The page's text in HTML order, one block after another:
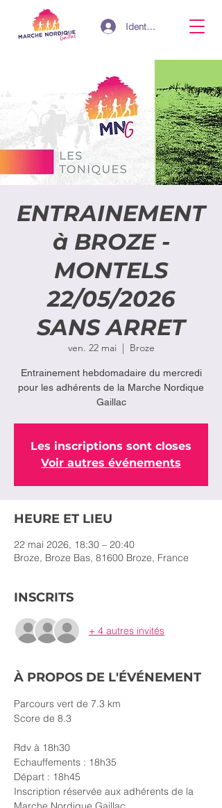
Identifiant
ENTRAINEMENT
à BROZE -
MONTELS
22/05/2026
SANS ARRET
ven. 22 mai
  |
Broze
Entrainement hebdomadaire du mercredi
pour les adhérents de la Marche Nordique
Gaillac
Les inscriptions sont closes
Voir autres événements
HEURE ET LIEU
22 mai 2026, 18:30 – 20:40
Broze, Broze Bas, 81600 Broze, France
INSCRITS
+ 4 autres invités
À PROPOS DE L'ÉVÉNEMENT
Parcours vert de 7.3 km
Score de 8.3
Rdv à 18h30
Echauffements : 18h35
Départ : 18h45
Inscription réservée aux adhérents de la